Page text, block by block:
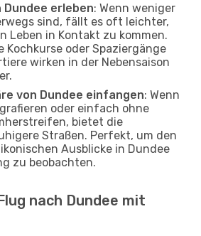
erleben: Wenn weniger
sind, fällt es oft leichter,
Leben in Kontakt zu kommen.
oder Spaziergänge
wirken in der Nebensaison
von Dundee einfangen: Wenn
oder einfach ohne
bietet die
Straßen. Perfekt, um den
Ausblicke in Dundee
zu beobachten.
nach Dundee mit